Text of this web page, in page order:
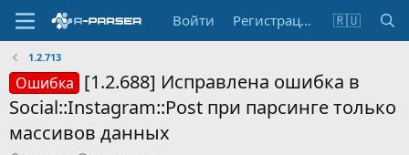
Войти Регистрация 🇷🇺
1.2.713
Ошибка [1.2.688] Исправлена ошибка в
Social::Instagram::Post при парсинге только
массивов данных